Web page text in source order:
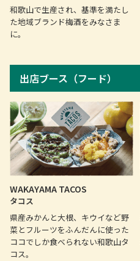
和歌山で生産され、基準を満たし
た地域ブランド梅酒をみなさま
に。
出店ブース（フード）
WAKAYAMA TACOS
タコス
県産みかんと大根、キウイなど野
菜とフルーツをふんだんに使った
ココでしか食べられない和歌山タ
コス。